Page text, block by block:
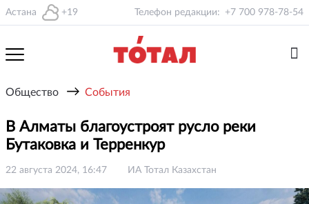
Астана +19 Телефон редакции: +7 700 978-78-54
Общество → События
В Алматы благоустроят русло реки
Бутаковка и Терренкур
22 августа 2024, 16:47 ИА Тотал Казахстан